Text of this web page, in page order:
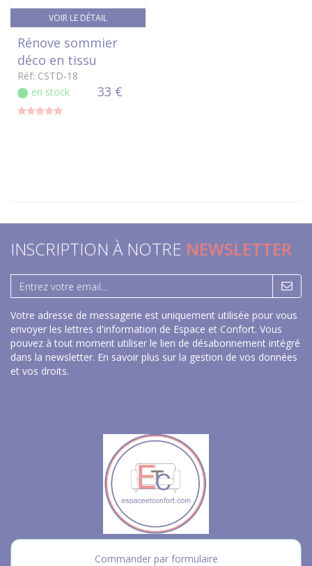
VOIR LE DÉTAIL
Rénove sommier
déco en tissu
Réf: CSTD-18
en stock
33 €
INSCRIPTION À NOTRE NEWSLETTER
Votre adresse de messagerie est uniquement utilisée pour vous
envoyer les lettres d'information de Espace et Confort. Vous
pouvez à tout moment utiliser le lien de désabonnement intégré
dans la newsletter. En savoir plus sur la gestion de vos données
et vos droits.
Commander par formulaire